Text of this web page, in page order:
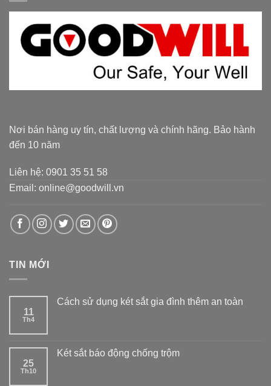
Nơi bán hàng uy tín, chất lượng và chính hãng. Bảo hành
đến 10 năm
Liên hệ: 0901 35 51 58
Email: online@goodwill.vn
TIN MỚI
11
Th4
Cách sử dụng két sắt gia đình thêm an toàn
25
Th10
Két sắt báo động chống trộm